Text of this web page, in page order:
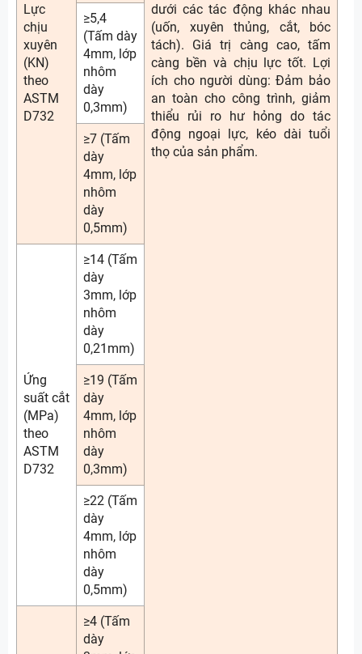
dưới các tác động khác nhau
(uốn, xuyên thủng, cắt, bóc
tách). Giá trị càng cao, tấm
càng bền và chịu lực tốt. Lợi
ích cho người dùng: Đảm bảo
an toàn cho công trình, giảm
thiểu rủi ro hư hỏng do tác
động ngoại lực, kéo dài tuổi
thọ của sản phẩm.
Lực
chịu
xuyên
(KN)
theo
ASTM
D732
≥5,4
(Tấm dày
4mm, lớp
nhôm
dày
0,3mm)
≥7 (Tấm
dày
4mm, lớp
nhôm
dày
0,5mm)
Ứng
suất cắt
(MPa)
theo
ASTM
D732
≥14 (Tấm
dày
3mm, lớp
nhôm
dày
0,21mm)
≥19 (Tấm
dày
4mm, lớp
nhôm
dày
0,3mm)
≥22 (Tấm
dày
4mm, lớp
nhôm
dày
0,5mm)
≥4 (Tấm
dày